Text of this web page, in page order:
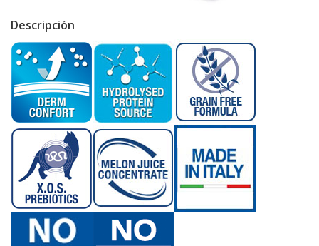
Descripción